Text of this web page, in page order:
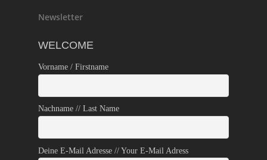
Newsletter
WELCOME
Vorname / Firstname
Nachname // Last Name
Deine E-Mail Adresse // Your E-Mail Adress